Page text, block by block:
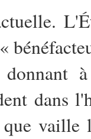
dans
vaille